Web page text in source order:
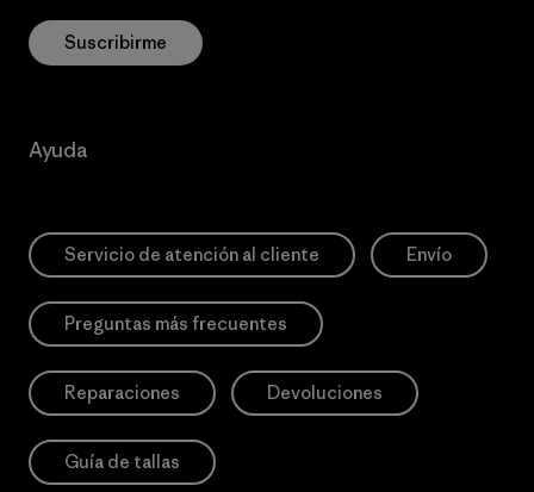
Suscribirme
Ayuda
Servicio de atención al cliente Envío
Preguntas más frecuentes
Reparaciones Devoluciones
Guía de tallas